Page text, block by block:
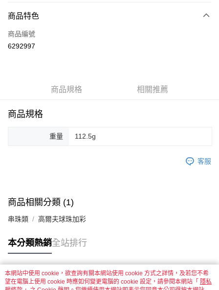
信用卡一次付款
超商取貨付款
運送方式
7-11取貨付款
每筆NT$60，滿NT$1,500(含以上)免運費
每筆NT$130，滿NT$2,000(含以上)免運費
商品特色
商品編號
6292997
商品規格 相關推薦
商品規格
重量 112.5g
客服
商品相關分類 (1)
串珠類 高爾夫球珠加彩
本分類熱銷全站排行
熱門標籤
本網站中使用 cookie，欲查詢有關本網站使用 cookie 方式之詳情，及若您不希
望在電腦上使用 cookie 時應如何變更電腦的 cookie 設定，請參閱本網站「 隱私